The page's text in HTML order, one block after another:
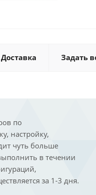
Доставка Задать
по
настройку,
чуть больше
в течении
за 1-3 дня.